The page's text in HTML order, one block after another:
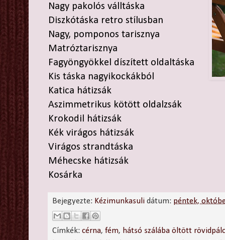
Nagy pakolós válltáska
Diszkótáska retro stílusban
Nagy, pomponos tarisznya
Matróztarisznya
Fagyöngyökkel díszített oldaltáska
Kis táska nagyikockákból
Katica hátizsák
Aszimmetrikus kötött oldalzsák
Krokodil hátizsák
Kék virágos hátizsák
Virágos strandtáska
Méhecske hátizsák
Kosárka
Bejegyezte: Kézimunkasuli dátum: péntek,
Címkék:cérna,fém, hátsó szálába öltött